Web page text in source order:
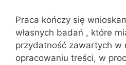
Praca kończy się
własnych badań , które
przydatność zawartych w
opracowaniu treści, w